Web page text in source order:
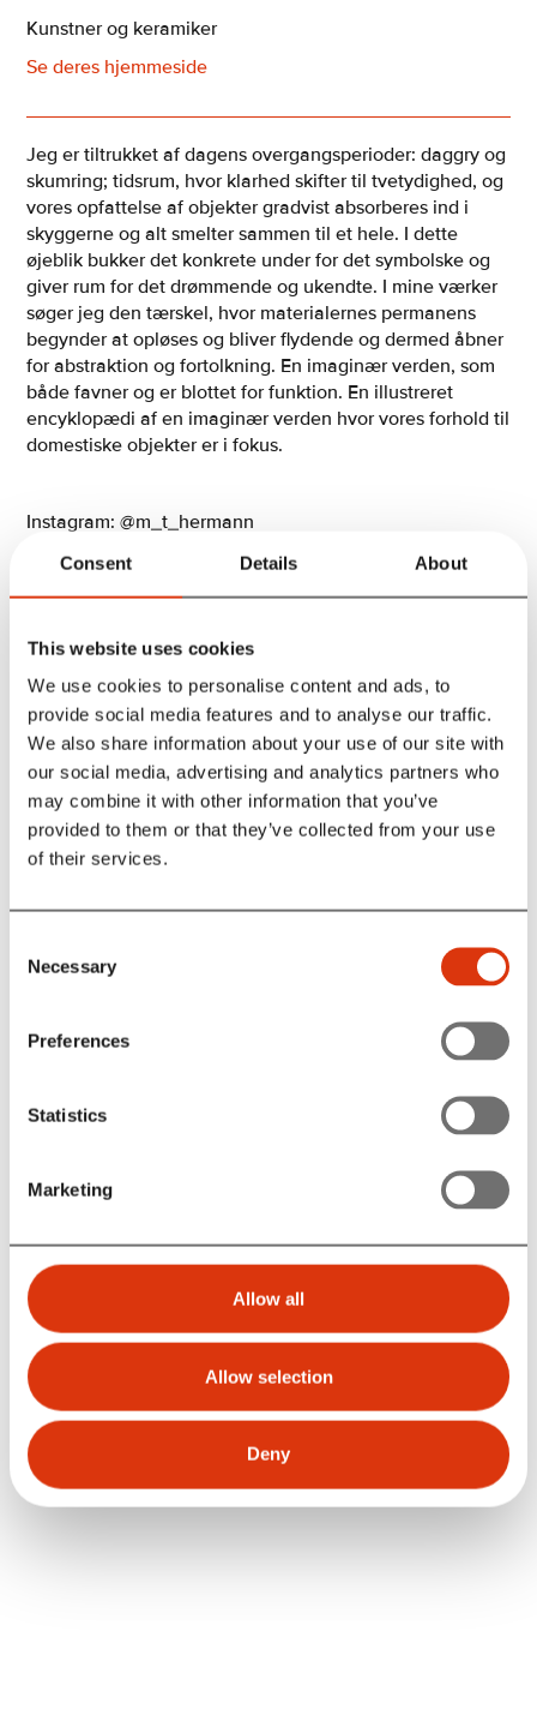
Consent Details About
This website uses cookies
We use cookies to personalise content and ads, to
provide social media features and to analyse our traffic.
We also share information about your use of our site with
our social media, advertising and analytics partners who
may combine it with other information that you’ve
provided to them or that they’ve collected from your use
of their services.
Selection
Necessary
Preferences
Statistics
Marketing
Allow all
Allow selection
Deny
Kunstner og keramiker
Se deres hjemmeside
Jeg er tiltrukket af dagens overgangsperioder: daggry og
skumring; tidsrum, hvor klarhed skifter til tvetydighed, og
vores opfattelse af objekter gradvist absorberes ind i
skyggerne og alt smelter sammen til et hele. I dette
øjeblik bukker det konkrete under for det symbolske og
giver rum for det drømmende og ukendte. I mine værker
søger jeg den tærskel, hvor materialernes permanens
begynder at opløses og bliver flydende og dermed åbner
for abstraktion og fortolkning. En imaginær verden, som
både favner og er blottet for funktion. En illustreret
encyklopædi af en imaginær verden hvor vores forhold til
domestiske objekter er i fokus.
Instagram: @m_t_hermann
Albertslunds egen litteraturfestival. Festivalen er ikke en